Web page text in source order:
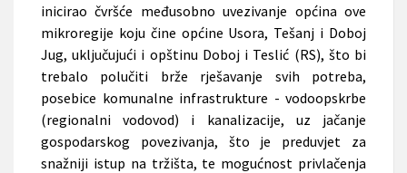
inicirao čvršće međusobno uvezivanje općina ove
mikroregije koju čine općine Usora, Tešanj i Doboj
Jug, uključujući i opštinu Doboj i Teslić (RS), što bi
trebalo polučiti brže rješavanje svih potreba,
posebice komunalne infrastrukture - vodoopskrbe
(regionalni vodovod) i kanalizacije, uz jačanje
gospodarskog povezivanja, što je preduvjet za
snažniji istup na tržišta, te mogućnost privlačenja